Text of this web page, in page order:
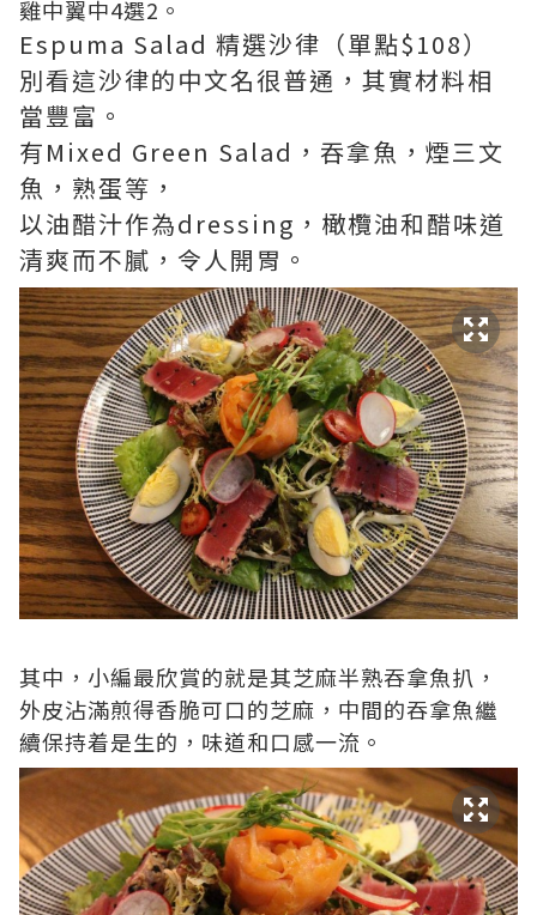
雞中翼中4選2。
Espuma Salad 精選沙律（單點$108）
別看這沙律的中文名很普通，其實材料相
當豐富。
有Mixed Green Salad，吞拿魚，煙三文
魚，熟蛋等，
以油醋汁作為dressing，橄欖油和醋味道
清爽而不膩，令人開胃。
其中，小編最欣賞的就是其芝麻半熟吞拿魚扒，
外皮沾滿煎得香脆可口的芝麻，中間的吞拿魚繼
續保持着是生的，味道和口感一流。